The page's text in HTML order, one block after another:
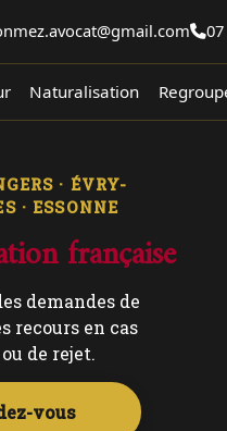
Naturalisation
· ÉVRY-
· ESSONNE
française
demandes de
recours en cas
de rejet.
vous